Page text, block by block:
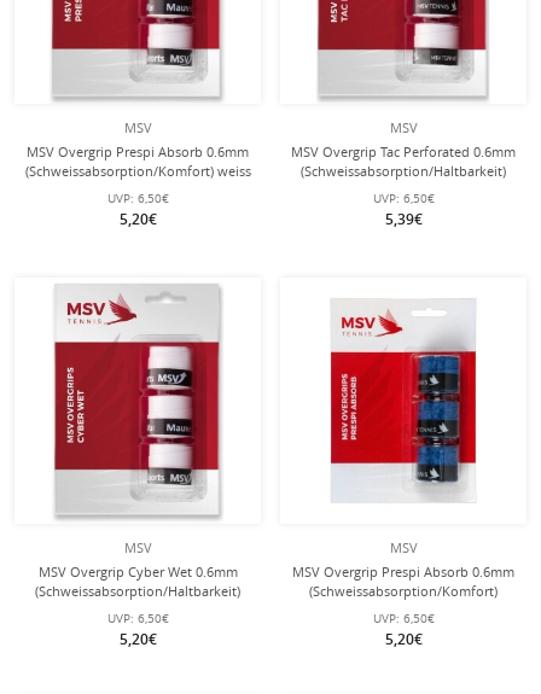
MSV
MSV Overgrip Prespi Absorb 0.6mm
(Schweissabsorption/Komfort) weiss
3er
UVP: 6,50€
5,20€
MSV
MSV Overgrip Tac Perforated 0.6mm
(Schweissabsorption/Haltbarkeit)
weiss 3er
UVP: 6,50€
5,39€
MSV
MSV Overgrip Cyber Wet 0.6mm
(Schweissabsorption/Haltbarkeit)
weiss 3er
UVP: 6,50€
5,20€
MSV
MSV Overgrip Prespi Absorb 0.6mm
(Schweissabsorption/Komfort)
dunkelblau 3er
UVP: 6,50€
5,20€